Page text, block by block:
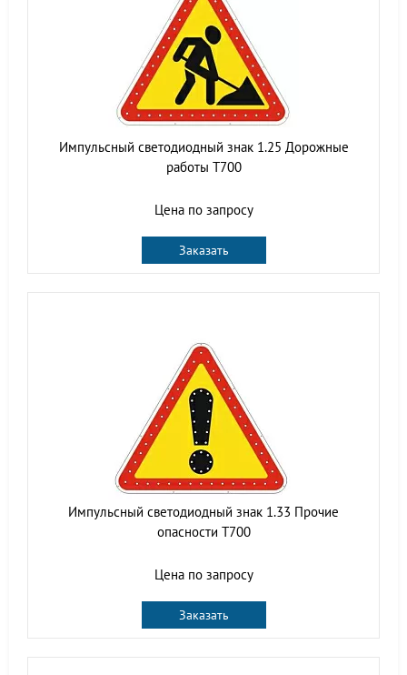
Импульсный светодиодный знак 1.25 Дорожные
работы Т700
Цена по запросу
Заказать
Импульсный светодиодный знак 1.33 Прочие
опасности Т700
Цена по запросу
Заказать